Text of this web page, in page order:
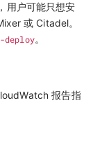
用户可能只想安
或 Citadel。
。
报告指